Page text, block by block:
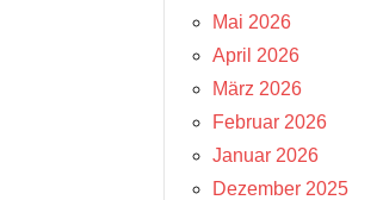
Mai 2026
April 2026
März 2026
Februar 2026
Januar 2026
Dezember 2025